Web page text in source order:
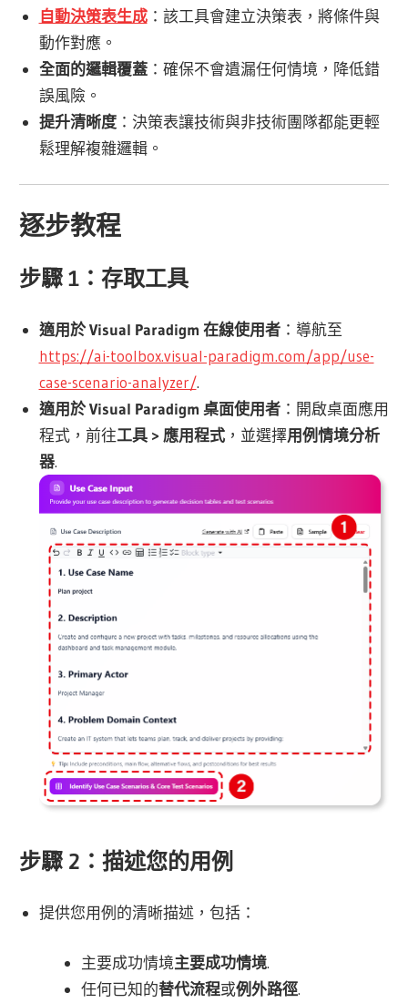
自動決策表生成：該工具會建立決策表，將條件與
動作對應。
全面的邏輯覆蓋：確保不會遺漏任何情境，降低錯
誤風險。
提升清晰度：決策表讓技術與非技術團隊都能更輕
鬆理解複雜邏輯。
逐步教程
步驟 1：存取工具
適用於 Visual Paradigm 在線使用者：導航至
https://ai-toolbox.visual-paradigm.com/app/use-
case-scenario-analyzer/.
適用於 Visual Paradigm 桌面使用者：開啟桌面應用
程式，前往工具 > 應用程式，並選擇用例情境分析
器.
步驟 2：描述您的用例
提供您用例的清晰描述，包括：
主要成功情境主要成功情境.
任何已知的替代流程或例外路徑.